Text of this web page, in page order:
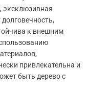
эксклюзивная
к внешним
привлекательна и
быть дерево с